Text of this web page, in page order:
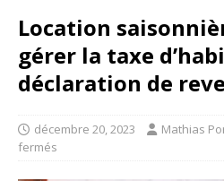
Location
gérer la taxe
déclaration de
décembre 20, 2023 Mathias
fermés